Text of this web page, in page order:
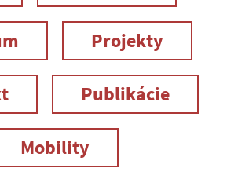
Projekty
Publikácie
Mobility